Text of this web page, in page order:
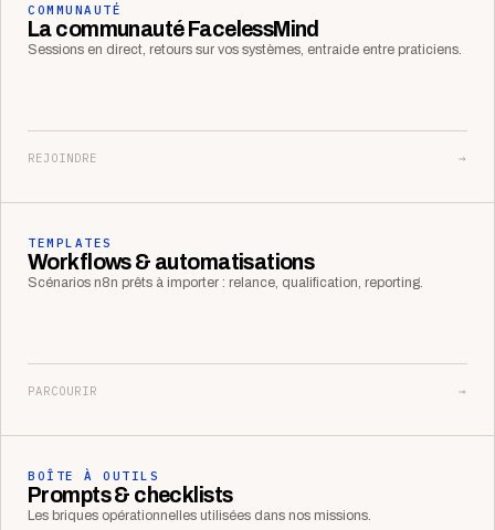
COMMUNAUTÉ
La communauté FacelessMind
Sessions en direct, retours sur vos systèmes, entraide entre praticiens.
REJOINDRE →
TEMPLATES
Workflows & automatisations
Scénarios n8n prêts à importer : relance, qualification, reporting.
PARCOURIR →
BOÎTE À OUTILS
Prompts & checklists
Les briques opérationnelles utilisées dans nos missions.